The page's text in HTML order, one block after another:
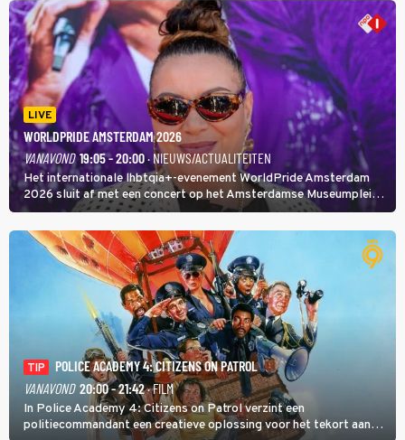
LIVE
WORLDPRIDE AMSTERDAM 2026
VANAVOND 19:05 - 20:00· NIEUWS/ACTUALITEITEN
Het internationale lhbtqia+-evenement WorldPride Amsterdam
2026 sluit af met een concert op het Amsterdamse Museumplein.
Anita Doth is een van de optredende artiesten. In de jaren 90
veroverde ze de wereld als zangeres van 2Unlimited.
TIP
POLICE ACADEMY 4: CITIZENS ON PATROL
VANAVOND 20:00 - 21:42· FILM
In Police Academy 4: Citizens on Patrol verzint een
politiecommandant een creatieve oplossing voor het tekort aan